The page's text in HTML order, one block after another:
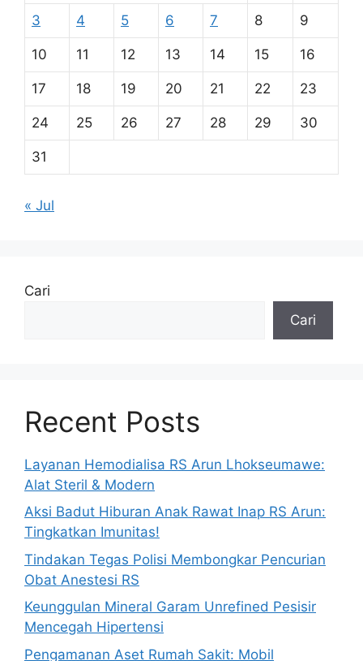
3 4 5 6 7 8 9
10 11 12 13 14 15 16
17 18 19 20 21 22 23
24 25 26 27 28 29 30
31
« Jul
Cari
Cari
Recent Posts
Layanan Hemodialisa RS Arun Lhokseumawe:
Alat Steril & Modern
Aksi Badut Hiburan Anak Rawat Inap RS Arun:
Tingkatkan Imunitas!
Tindakan Tegas Polisi Membongkar Pencurian
Obat Anestesi RS
Keunggulan Mineral Garam Unrefined Pesisir
Mencegah Hipertensi
Pengamanan Aset Rumah Sakit: Mobil